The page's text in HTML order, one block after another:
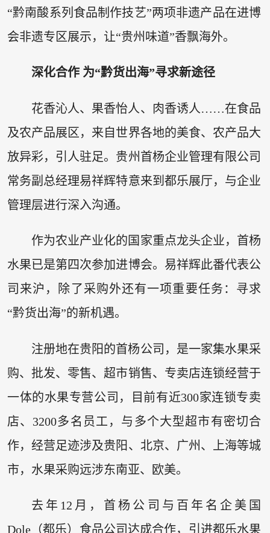
“黔南酸系列食品制作技艺”两项非遗产品在进博
会非遗专区展示，让“贵州味道”香飘海外。
深化合作 为“黔货出海”寻求新途径
花香沁人、果香怡人、肉香诱人……在食品
及农产品展区，来自世界各地的美食、农产品大
放异彩，引人驻足。贵州首杨企业管理有限公司
常务副总经理易祥辉特意来到都乐展厅，与企业
管理层进行深入沟通。
作为农业产业化的国家重点龙头企业，首杨
水果已是第四次参加进博会。易祥辉此番代表公
司来沪，除了采购外还有一项重要任务：寻求
“黔货出海”的新机遇。
注册地在贵阳的首杨公司，是一家集水果采
购、批发、零售、超市销售、专卖店连锁经营于
一体的水果专营公司，目前有近300家连锁专卖
店、3200多名员工，与多个大型超市有密切合
作，经营足迹涉及贵阳、北京、广州、上海等城
市，水果采购远涉东南亚、欧美。
去年12月，首杨公司与百年名企美国
Dole（都乐）食品公司达成合作，引进都乐水果